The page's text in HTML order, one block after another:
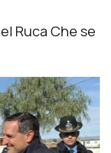
Ruca Che se